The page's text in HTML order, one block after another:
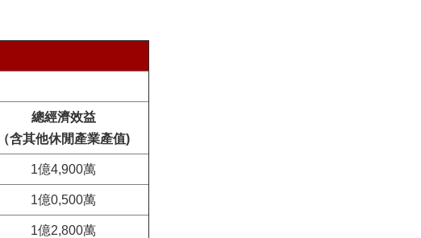
總經濟效益
（含其他休閒產業產值)
1億4,900萬
1億0,500萬
1億2,800萬